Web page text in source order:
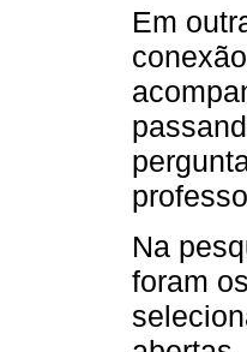
Em
Na
foram